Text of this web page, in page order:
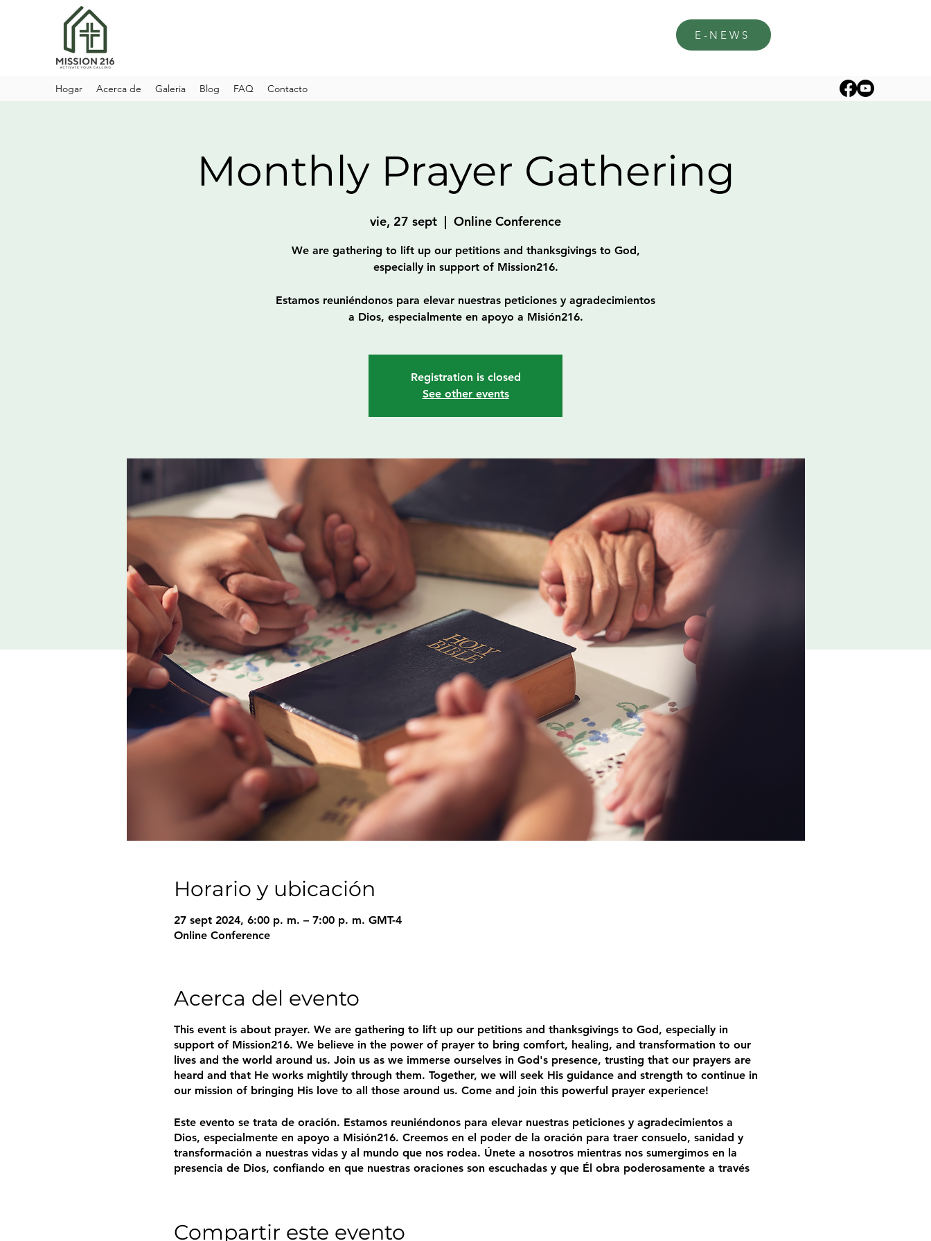
E-NEWS
Hogar Acerca de Galeria Blog FAQ Contacto
Monthly Prayer Gathering
vie, 27 sept
  |
Online Conference
We are gathering to lift up our petitions and thanksgivings to God,
especially in support of Mission216.
Estamos reuniéndonos para elevar nuestras peticiones y agradecimientos
a Dios, especialmente en apoyo a Misión216.
Registration is closed
See other events
Horario y ubicación
27 sept 2024, 6:00 p. m. – 7:00 p. m. GMT-4
Online Conference
Acerca del evento
This event is about prayer. We are gathering to lift up our petitions and thanksgivings to God, especially in
support of Mission216. We believe in the power of prayer to bring comfort, healing, and transformation to our
lives and the world around us. Join us as we immerse ourselves in God's presence, trusting that our prayers are
heard and that He works mightily through them. Together, we will seek His guidance and strength to continue in
our mission of bringing His love to all those around us. Come and join this powerful prayer experience!
Este evento se trata de oración. Estamos reuniéndonos para elevar nuestras peticiones y agradecimientos a
Dios, especialmente en apoyo a Misión216. Creemos en el poder de la oración para traer consuelo, sanidad y
transformación a nuestras vidas y al mundo que nos rodea. Únete a nosotros mientras nos sumergimos en la
presencia de Dios, confiando en que nuestras oraciones son escuchadas y que Él obra poderosamente a través
Compartir este evento